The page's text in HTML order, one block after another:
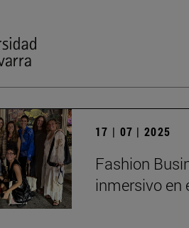
17 | 07 | 2025
Fashion
inmersivo en